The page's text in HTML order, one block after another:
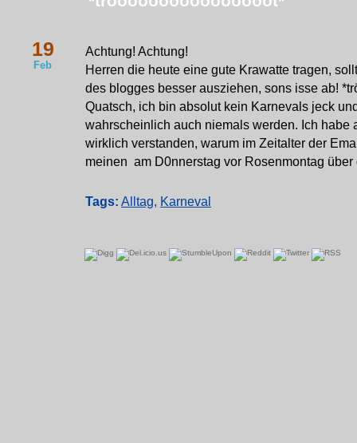
19
Feb
Achtung! Achtung!
Herren die heute eine gute Krawatte tragen,
des blogges besser ausziehen, sons isse ab!
Quatsch, ich bin absolut kein Karnevals jeck
wahrscheinlich auch niemals werden. Ich habe
wirklich verstanden, warum im Zeitalter der
meinen am D0nnerstag vor Rosenmontag über
Tags: Alltag, Karneval